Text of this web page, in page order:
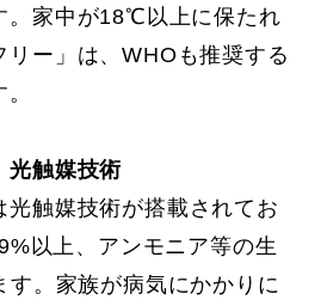
。家中が18℃以上に保たれ
リー」は、WHOも推奨する
光触媒技術
光触媒技術が搭載されてお
以上、アンモニア等の生
す。家族が病気にかかりに